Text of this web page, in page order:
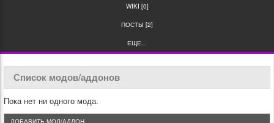
WIKI [0]
ПОСТЫ [2]
ЕЩЕ...
Список модов/аддонов
Пока нет ни одного мода.
ДОБАВИТЬ МОД/АДДОН